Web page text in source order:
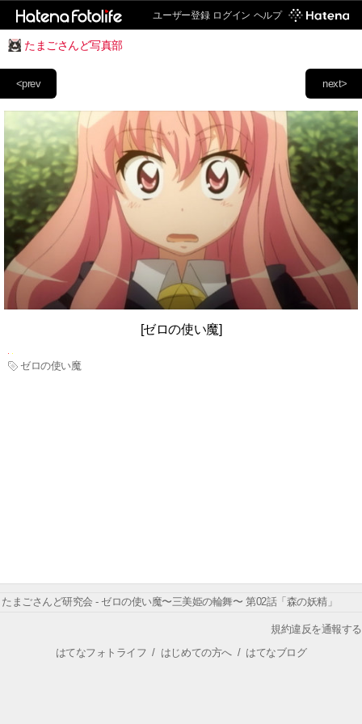
ユーザー登録 ログイン ヘルプ
たまごさんど写真部
next>
<prev
[ゼロの使い魔]
ゼロの使い魔
たまごさんど研究会 - ゼロの使い魔〜三美姫の輪舞〜 第02話「森の妖精」
規約違反を通報する
はてなフォトライフ / はじめての方へ/ はてなブログ